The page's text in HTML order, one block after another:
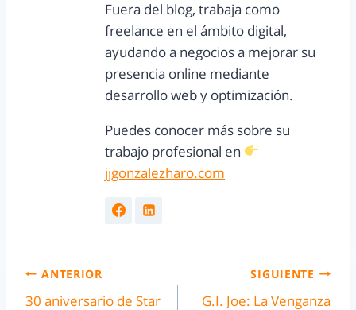
Fuera del blog, trabaja como
freelance en el ámbito digital,
ayudando a negocios a mejorar su
presencia online mediante
desarrollo web y optimización.
Puedes conocer más sobre su
trabajo profesional en
jjgonzalezharo.com
ANTERIOR
30 aniversario de Star
SIGUIENTE
G.I. Joe: La Venganza